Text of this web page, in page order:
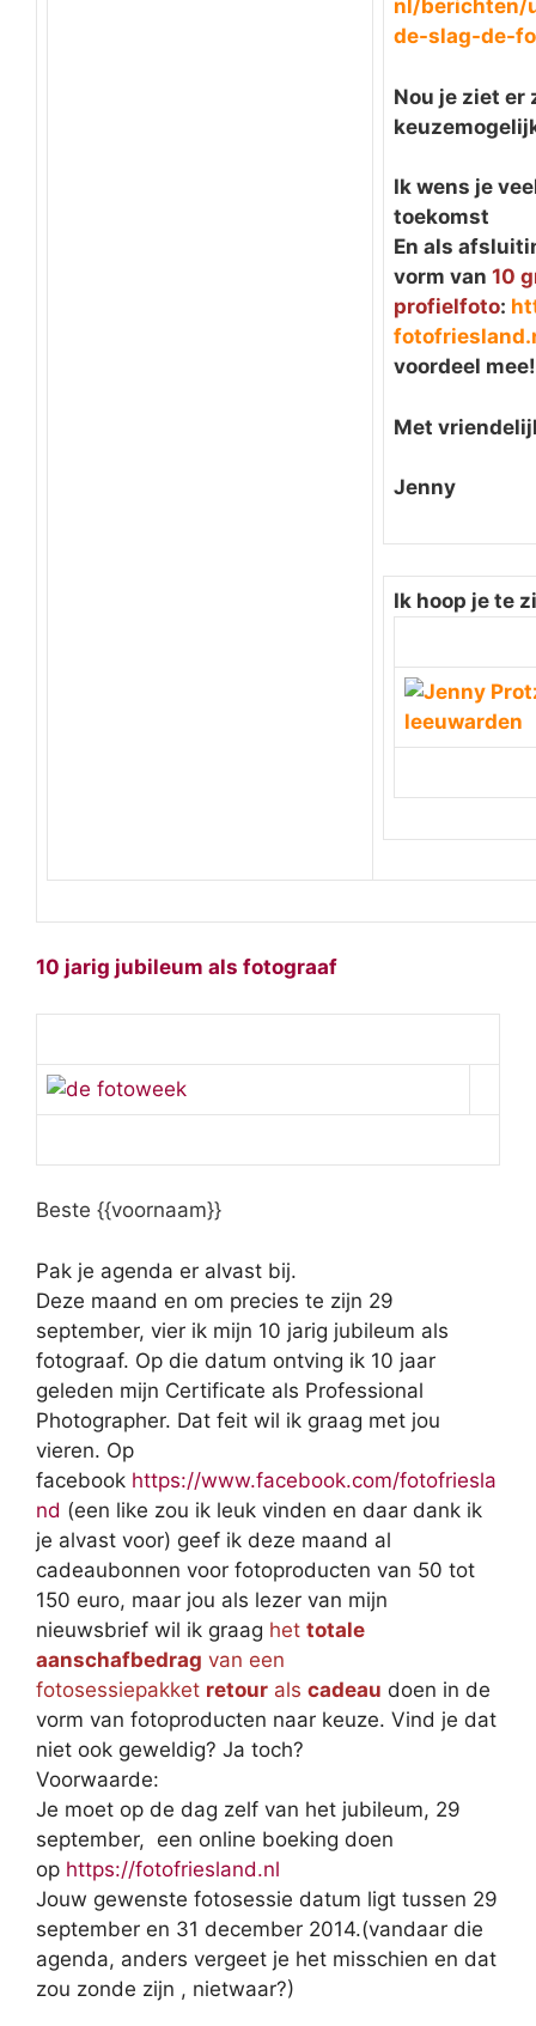
nl/berichten/
de-slag-de-
Nou je ziet er
Ik wens je
toekomst
En als
vorm van 10
profielfoto:
voordeel mee!
Met
Jenny
Ik hoop je te
10 jarig jubileum als fotograaf
Beste {{voornaam}}
Pak je agenda er alvast bij.
Deze maand en om precies te zijn 29
september, vier ik mijn 10 jarig jubileum als
fotograaf. Op die datum ontving ik 10 jaar
geleden mijn Certificate als Professional
Photographer. Dat feit wil ik graag met jou
vieren. Op
facebook https://www.facebook.com/fotofriesla
nd (een like zou ik leuk vinden en daar dank ik
je alvast voor) geef ik deze maand al
cadeaubonnen voor fotoproducten van 50 tot
150 euro, maar jou als lezer van mijn
nieuwsbrief wil ik graag het totale
aanschafbedrag van een
fotosessiepakket retour als cadeau doen in de
vorm van fotoproducten naar keuze. Vind je dat
niet ook geweldig? Ja toch?
Voorwaarde:
Je moet op de dag zelf van het jubileum, 29
september, een online boeking doen
op https://fotofriesland.nl
Jouw gewenste fotosessie datum ligt tussen 29
september en 31 december 2014.(vandaar die
agenda, anders vergeet je het misschien en dat
zou zonde zijn , nietwaar?)